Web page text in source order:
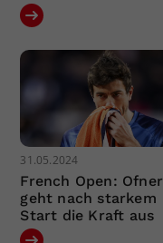
31.05.2024
French Open: Ofner
geht nach starkem
Start die Kraft aus